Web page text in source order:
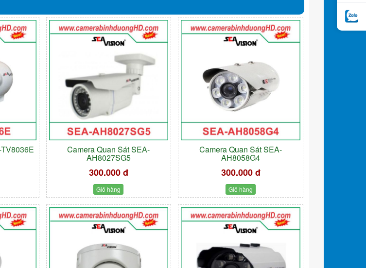
Camera Quan Sát SEA-
AH8027SG5
300.000 đ
Giỏ hàng
Camera Quan Sát SEA-
AH8058G4
300.000 đ
Giỏ hàng